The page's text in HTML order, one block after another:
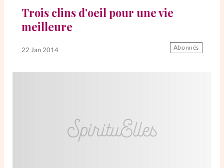
SpirituElles
SpirituElles devient Relations
Faire un don
Trois clins d’oeil pour une vie
meilleure
22 Jan 2014 Abonnés